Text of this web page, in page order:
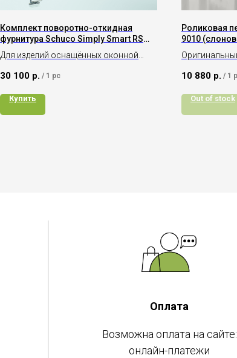
Комплект поворотно-откидная
фурнитура Schuco Simply Smart RS
(правая) 400 V160, Арт. 277304
Для изделий оснащённых оконной
30 100 р. / 1 pc
Купить
Роликовая
9010
10 880 р. / 1
Out of stock
Оплата
Возможна оплата на сайте:
онлайн-платежи